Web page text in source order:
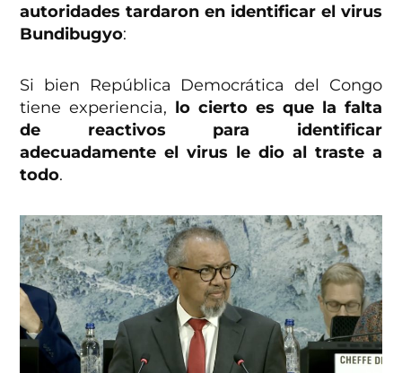
autoridades tardaron en identificar el virus
Bundibugyo:
Si bien República Democrática del Congo
tiene experiencia, lo cierto es que la falta
de reactivos para identificar
adecuadamente el virus le dio al traste a
todo.